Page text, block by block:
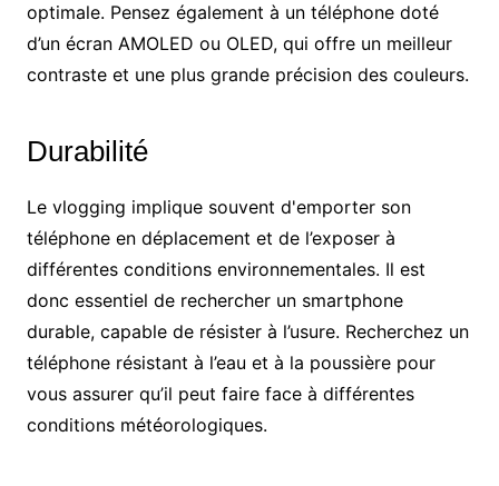
optimale. Pensez également à un téléphone doté
d’un écran AMOLED ou OLED, qui offre un meilleur
contraste et une plus grande précision des couleurs.
Durabilité
Le vlogging implique souvent d'emporter son
téléphone en déplacement et de l’exposer à
différentes conditions environnementales. Il est
donc essentiel de rechercher un smartphone
durable, capable de résister à l’usure. Recherchez un
téléphone résistant à l’eau et à la poussière pour
vous assurer qu’il peut faire face à différentes
conditions météorologiques.